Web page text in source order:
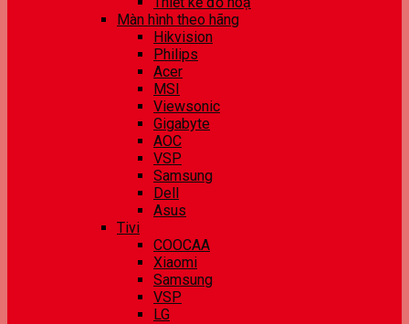
Màn hình theo hãng
Hikvision
Philips
Acer
MSI
Viewsonic
Gigabyte
AOC
VSP
Samsung
Dell
Asus
Tivi
COOCAA
Xiaomi
Samsung
VSP
LG